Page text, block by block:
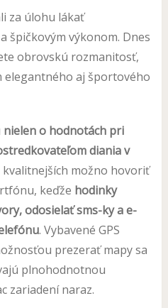
za úlohu lákať
špičkovým výkonom. Dnes
obrovskú rozmanitosť,
aj športového
nielen o hodnotách pri
diania v
kvalitnejších možno hovoriť
keďže hodinky
odosielať sms-ky a e-
. Vybavené GPS
prezerať mapy sa
plnohodnotnou
zariadení naraz.